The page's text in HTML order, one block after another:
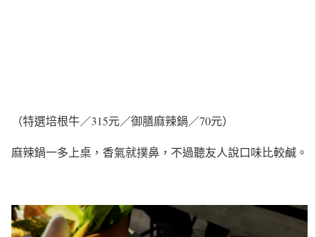
（特選培根牛／315元／御膳麻辣鍋／70元）
麻辣鍋一多上桌，香氣就撲鼻，不過聽友人說口味比較鹹。